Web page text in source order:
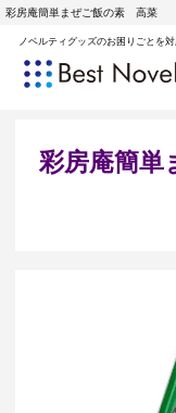
彩房庵簡単まぜご飯の素 高菜
ノベルティグッズのお困りごとを
彩房庵簡